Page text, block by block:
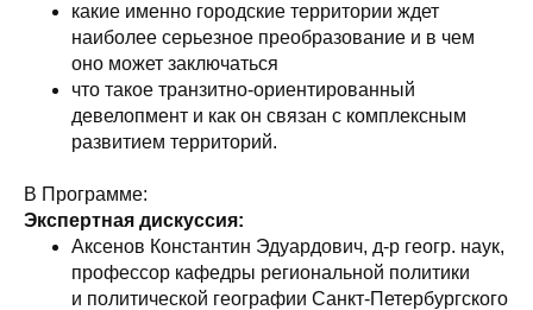
какие именно городские территории ждет
наиболее серьезное преобразование и в чем
оно может заключаться
что такое транзитно-ориентированный
девелопмент и как он связан с комплексным
развитием территорий.
В Программе:
Экспертная дискуссия:
Аксенов Константин Эдуардович, д-р геогр. наук,
профессор кафедры региональной политики
и политической географии Санкт-Петербургского